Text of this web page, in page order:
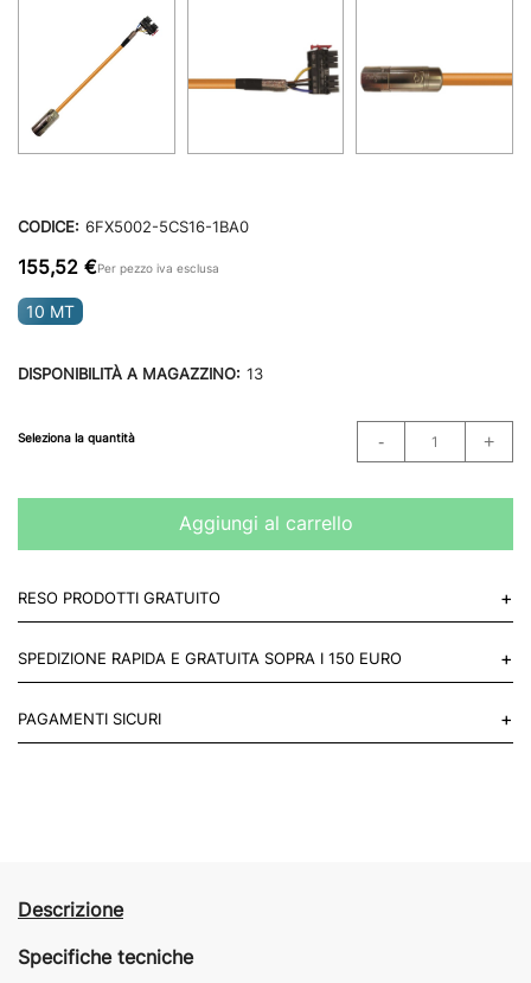
CODICE: 6FX5002-5CS16-1BA0
155,52 €Per pezzo iva esclusa
10 MT
DISPONIBILITÀ A MAGAZZINO: 13
Seleziona la quantità
Aggiungi al carrello
RESO PRODOTTI GRATUITO +
Mettiti in contatto con noi
SPEDIZIONE RAPIDA E GRATUITA SOPRA I 150 EURO +
del mondo.
PAGAMENTI SICURI +
Descrizione
Specifiche tecniche